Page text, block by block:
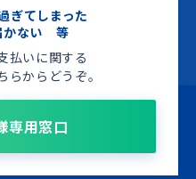
ぎてしまった
かない 等
払いに関する
らからどうぞ。
専用窓口